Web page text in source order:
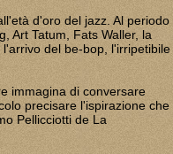
d'oro del jazz. Al periodo
Art Tatum, Fats Waller, la
del be-bop, l'irripetibile
immagina di conversare
precisare l'ispirazione che
Pellicciotti de La